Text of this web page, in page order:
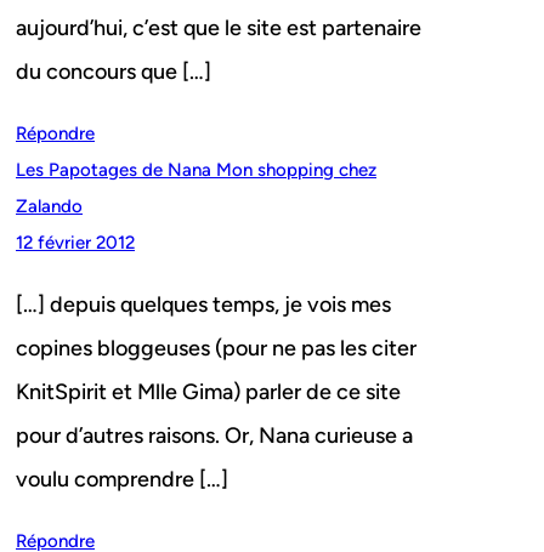
aujourd’hui, c’est que le site est partenaire
du concours que […]
Répondre
Les Papotages de Nana Mon shopping chez
Zalando
12 février 2012
[…] depuis quelques temps, je vois mes
copines bloggeuses (pour ne pas les citer
KnitSpirit et Mlle Gima) parler de ce site
pour d’autres raisons. Or, Nana curieuse a
voulu comprendre […]
Répondre